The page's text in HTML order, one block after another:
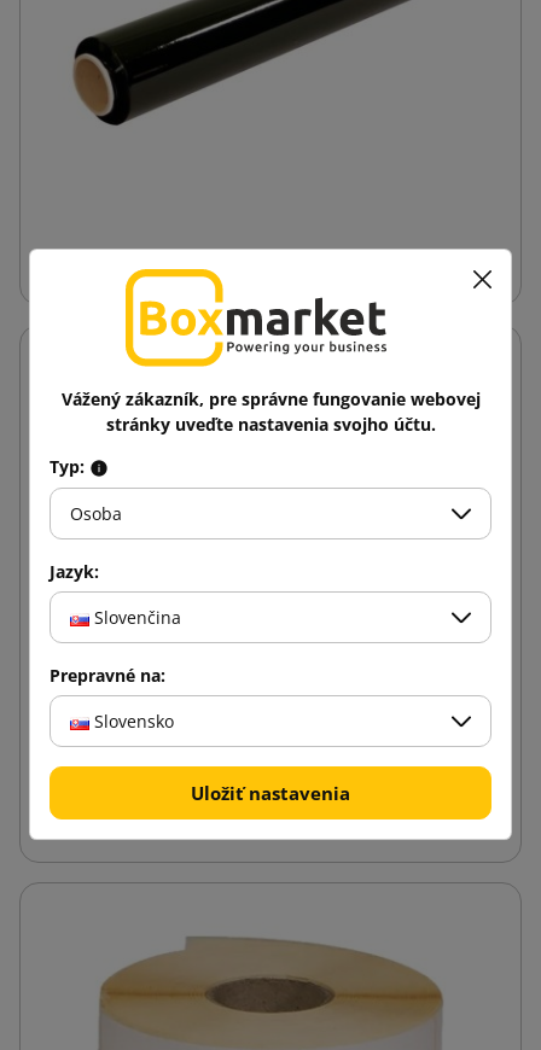
Ručná strečovacia fólia
Vážený zákazník, pre správne fungovanie webovej
stránky uveďte nastavenia svojho účtu.
Typ:
Osoba
Jazyk:
Slovenčina
Prepravné na:
Slovensko
Uložiť nastavenia